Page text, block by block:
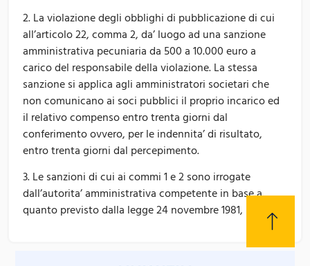
2. La violazione degli obblighi di pubblicazione di cui
all’articolo 22, comma 2, da’ luogo ad una sanzione
amministrativa pecuniaria da 500 a 10.000 euro a
carico del responsabile della violazione. La stessa
sanzione si applica agli amministratori societari che
non comunicano ai soci pubblici il proprio incarico ed
il relativo compenso entro trenta giorni dal
conferimento ovvero, per le indennita’ di risultato,
entro trenta giorni dal percepimento.
3. Le sanzioni di cui ai commi 1 e 2 sono irrogate
dall’autorita’ amministrativa competente in base a
quanto previsto dalla legge 24 novembre 1981, n. 689.